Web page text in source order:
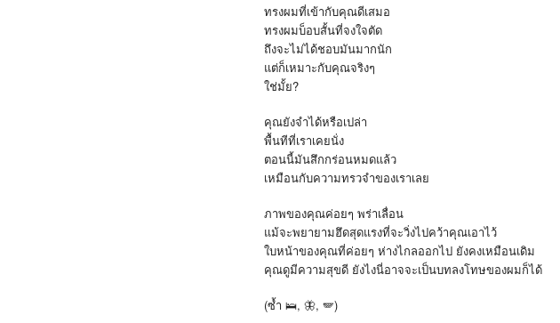
ทรงผมที่เข้ากับคุณดีเสมอ
ทรงผมบ็อบสั้นที่จงใจตัด
ถึงจะไม่ได้ชอบมันมากนัก
แต่ก็เหมาะกับคุณจริงๆ
ใช่มั้ย?
คุณยังจำได้หรือเปล่า
พื้นทีที่เราเคยนั่ง
ตอนนี้มันสึกกร่อนหมดแล้ว
เหมือนกับความทรวจำของเราเลย
ภาพของคุณค่อยๆ พร่าเลื่อน
แม้จะพยายามฮึดสุดแรงที่จะวิ่งไปคว้าคุณเอาไว้
ใบหน้าของคุณที่ค่อยๆ ห่างไกลออกไป ยังคงเหมือนเดิม
คุณดูมีความสุขดี ยังไงนี่อาจจะเป็นบทลงโทษของผมก็ได้
(ซ้ำ 🛌, 🦋, 🪽)